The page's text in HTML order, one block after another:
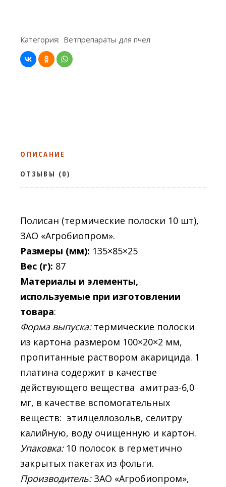
Категория: Ветпрепараты для пчел
ОПИСАНИЕ
ОТЗЫВЫ (0)
Полисан (термические полоски 10 шт),
ЗАО «Агробиопром».
Размеры (мм): 135×85×25
Вес (г): 87
Материалы и элементы,
используемые при изготовлении
товара:
Форма выпуска:термические полоски
из картона размером 100×20×2 мм,
пропитанные раствором акарицида. 1
платина содержит в качестве
действующего вещества амитраз-6,0
мг, в качестве вспомогательных
веществ: этилцеллозольв, селитру
калийную, воду очищенную и картон.
Упаковка:10 полосок в герметично
закрытых пакетах из фольги.
Производитель:ЗАО «Агробиопром»,